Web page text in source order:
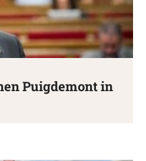
Puigdemont in